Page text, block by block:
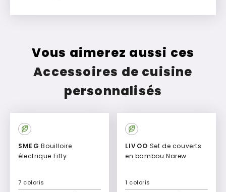
Vous aimerez aussi ces
Accessoires de cuisine
personnalisés
SMEG Bouilloire
électrique Fifty
7 coloris
LIVOO
en bambou Narew
1 coloris